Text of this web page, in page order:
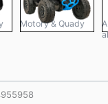
Motory & Quady